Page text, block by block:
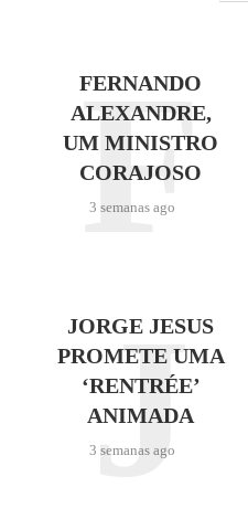
FERNANDO
ALEXANDRE,
UM MINISTRO
CORAJOSO
3 semanas ago
F
JORGE JESUS
PROMETE UMA
‘RENTRÉE’
ANIMADA
3 semanas ago
J